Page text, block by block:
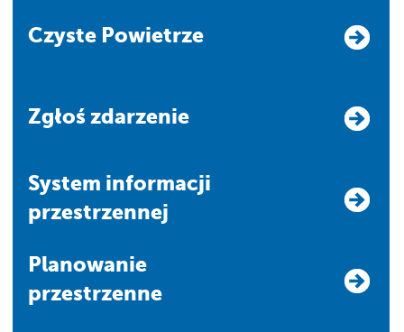
Czyste Powietrze
Zgłoś zdarzenie
system informacji
przestrzennej
Planowanie
przestrzenne